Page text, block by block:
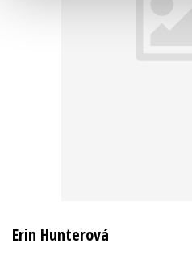
Erin Hunterová